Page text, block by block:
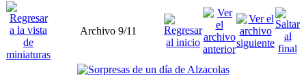
Archivo 9/11